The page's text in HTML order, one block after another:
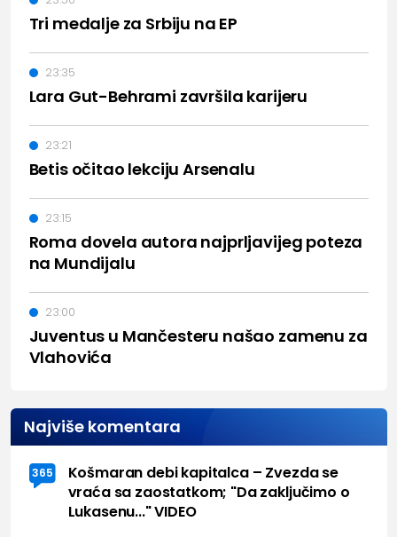
Tri medalje za Srbiju na EP
Lara Gut-Behrami završila karijeru
23:35
Betis očitao lekciju Arsenalu
23:21
Roma dovela autora najprljavijeg poteza
na Mundijalu
23:15
Juventus u Mančesteru našao zamenu za
Vlahovića
23:00
Najviše komentara
365
Košmaran debi kapitalca – Zvezda se
vraća sa zaostatkom; "Da zaključimo o
Lukasenu..." VIDEO